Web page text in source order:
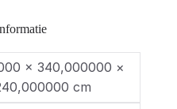
× 340,000000 ×
cm